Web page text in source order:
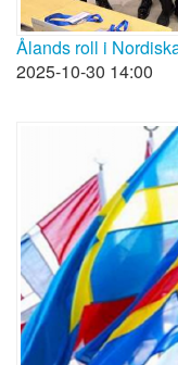
Ålands roll i
2025-10-30 14:00